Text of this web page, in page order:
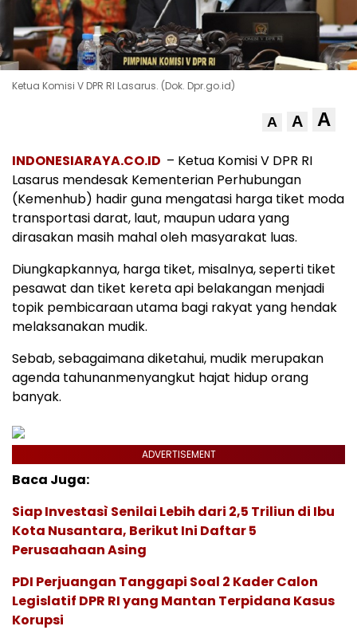
Ketua Komisi V DPR RI Lasarus. (Dok. Dpr.go.id)
A A A
INDONESIARAYA.CO.ID – Ketua Komisi V DPR RI
Lasarus mendesak Kementerian Perhubungan
(Kemenhub) hadir guna mengatasi harga tiket moda
transportasi darat, laut, maupun udara yang
dirasakan masih mahal oleh masyarakat luas.
Diungkapkannya, harga tiket, misalnya, seperti tiket
pesawat dan tiket kereta api belakangan menjadi
topik pembicaraan utama bagi rakyat yang hendak
melaksanakan mudik.
Sebab, sebagaimana diketahui, mudik merupakan
agenda tahunanmenyangkut hajat hidup orang
banyak.
ADVERTISEMENT
Baca Juga:
Siap Investasì Senilai Lebih dari 2,5 Triliun di Ibu
Kota Nusantara, Berikut Ini Daftar 5
Perusaahaan Asing
PDI Perjuangan Tanggapi Soal 2 Kader Calon
Legislatif DPR RI yang Mantan Terpidana Kasus
Korupsi